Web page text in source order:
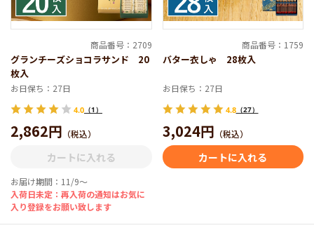
商品番号：2709
グランチーズショコラサンド 20
枚入
お日保ち：27日
4.0 （1）
2,862円 （税込）
カートに入れる
お届け期間：11/9～
入荷日未定：再入荷の通知はお気に
入り登録をお願い致します
商品番号：1759
バター衣しゃ 28枚入
お日保ち：27日
4.8（27）
3,024円 （税込）
カートに入れる